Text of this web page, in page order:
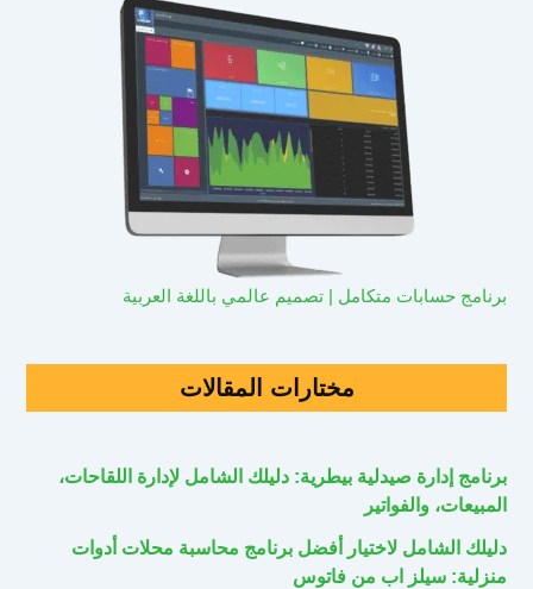
برنامج حسابات متكامل | تصميم عالمي باللغة العربية
مختارات المقالات
برنامج إدارة صيدلية بيطرية: دليلك الشامل لإدارة اللقاحات،
المبيعات، والفواتير
دليلك الشامل لاختيار أفضل برنامج محاسبة محلات أدوات
منزلية: سيلز اب من فاتوس